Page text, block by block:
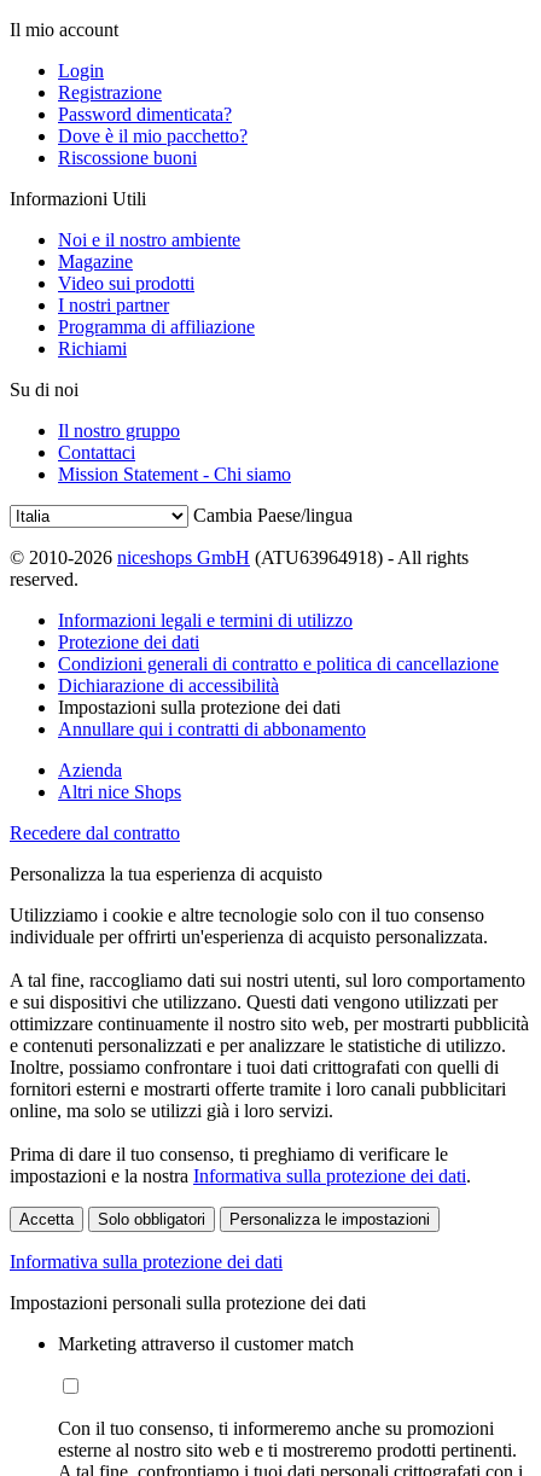
Il mio account
Login
Registrazione
Password dimenticata?
Dove è il mio pacchetto?
Riscossione buoni
Informazioni Utili
Noi e il nostro ambiente
Magazine
Video sui prodotti
I nostri partner
Programma di affiliazione
Richiami
Su di noi
Il nostro gruppo
Contattaci
Mission Statement - Chi siamo
Cambia Paese/lingua
© 2010-2026 niceshops GmbH (ATU63964918) - All rights
reserved.
Informazioni legali e termini di utilizzo
Protezione dei dati
Condizioni generali di contratto e politica di cancellazione
Dichiarazione di accessibilità
Impostazioni sulla protezione dei dati
Annullare qui i contratti di abbonamento
Azienda
Altri nice Shops
Recedere dal contratto
Personalizza la tua esperienza di acquisto
Utilizziamo i cookie e altre tecnologie solo con il tuo consenso
individuale per offrirti un'esperienza di acquisto personalizzata.
A tal fine, raccogliamo dati sui nostri utenti, sul loro comportamento
e sui dispositivi che utilizzano. Questi dati vengono utilizzati per
ottimizzare continuamente il nostro sito web, per mostrarti pubblicità
e contenuti personalizzati e per analizzare le statistiche di utilizzo.
Inoltre, possiamo confrontare i tuoi dati crittografati con quelli di
fornitori esterni e mostrarti offerte tramite i loro canali pubblicitari
online, ma solo se utilizzi già i loro servizi.
Prima di dare il tuo consenso, ti preghiamo di verificare le
impostazioni e la nostra Informativa sulla protezione dei dati.
Accetta Solo obbligatori Personalizza le impostazioni
Informativa sulla protezione dei dati
Impostazioni personali sulla protezione dei dati
Marketing attraverso il customer match
Con il tuo consenso, ti informeremo anche su promozioni
esterne al nostro sito web e ti mostreremo prodotti pertinenti.
A tal fine, confrontiamo i tuoi dati personali crittografati con i